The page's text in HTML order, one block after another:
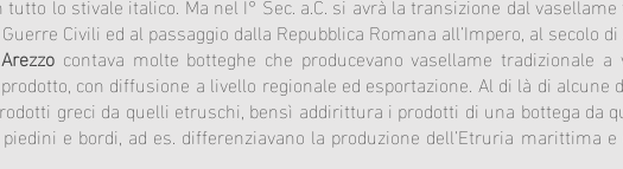
Civili ed al passaggio dalla Repubblica Romana all’Impero, al secolo
Arezzo contava molte botteghe che producevano vasellame tradizionale a
con diffusione a livello regionale ed esportazione. Al di là di alcune
greci da quelli etruschi, bensì addirittura i prodotti di una bottega da
e bordi, ad es. differenziavano la produzione dell’Etruria marittima